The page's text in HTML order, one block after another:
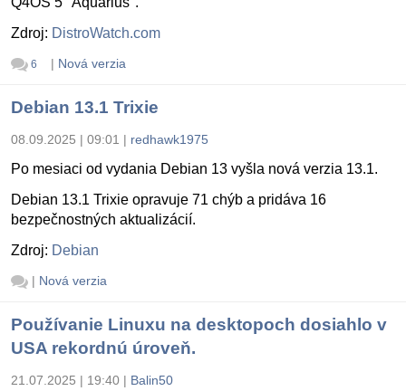
Zdroj: DistroWatch.com
6 | Nová verzia
Debian 13.1 Trixie
08.09.2025 | 09:01 | redhawk1975
Po mesiaci od vydania Debian 13 vyšla nová verzia 13.1.
Debian 13.1 Trixie opravuje 71 chýb a pridáva 16
bezpečnostných aktualizácií.
Zdroj: Debian
| Nová verzia
Používanie Linuxu na desktopoch dosiahlo v
USA rekordnú úroveň.
21.07.2025 | 19:40 | Balin50